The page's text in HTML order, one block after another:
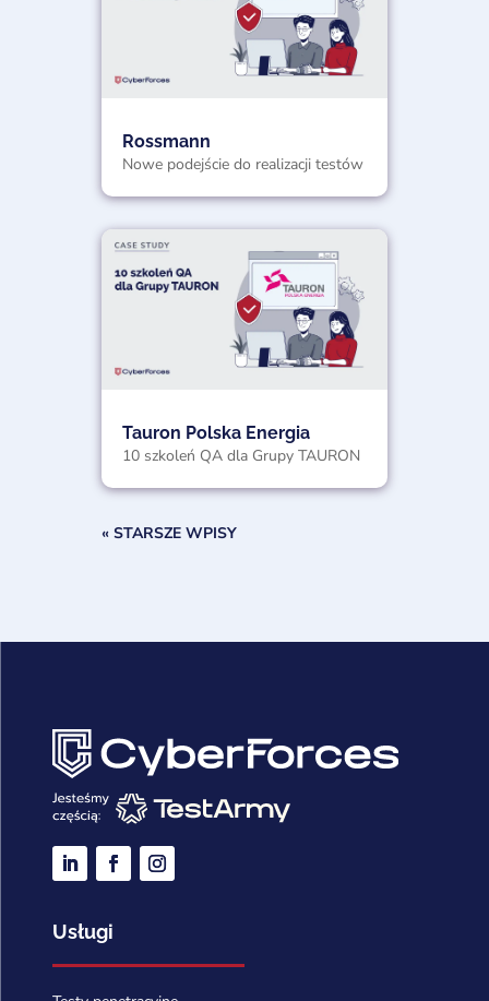
Rossmann
Nowe podejście do realizacji testów
Tauron Polska Energia
10 szkoleń QA dla Grupy TAURON
« STARSZE WPISY
Usługi